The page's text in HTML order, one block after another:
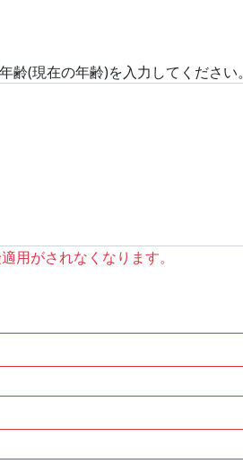
(現在の年齢)を入力してください。
用がされなくなります。